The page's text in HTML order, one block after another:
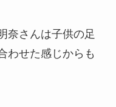
奈さんは子供の足
わせた感じからも